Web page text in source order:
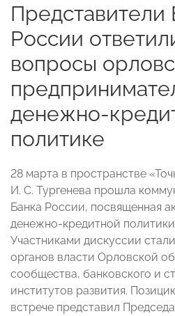
Представители
России
вопросы
денежно-
политике
28 марта в пространстве
И. С. Тургенева прошла
Банка России, посвященная
денежно-кредитной политики
Участниками дискуссии
органов власти Орловской
сообщества, банковского и
институтов развития.
встрече представил